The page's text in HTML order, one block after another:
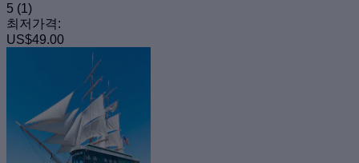
5 (1)
최저가격:
US$49.00